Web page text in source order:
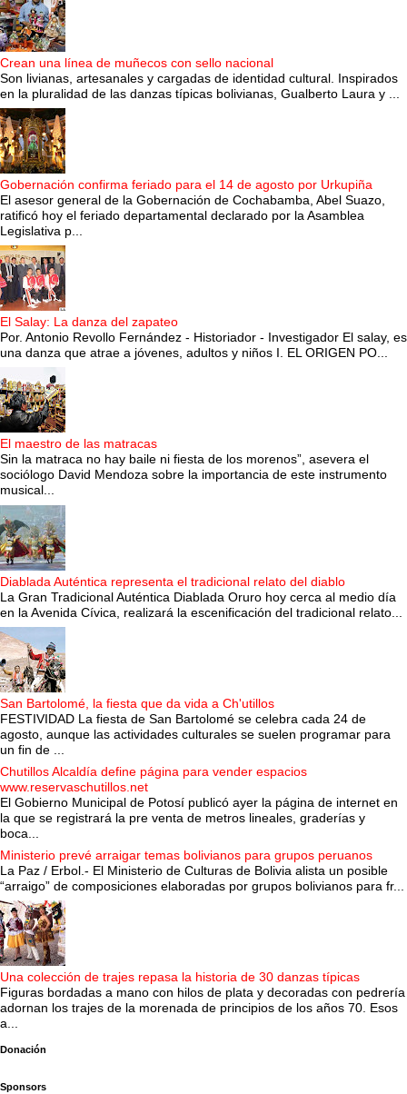
Crean una línea de muñecos con sello nacional
Son livianas, artesanales y cargadas de identidad cultural. Inspirados
en la pluralidad de las danzas típicas bolivianas, Gualberto Laura y ...
Gobernación confirma feriado para el 14 de agosto por Urkupiña
El asesor general de la Gobernación de Cochabamba, Abel Suazo,
ratificó hoy el feriado departamental declarado por la Asamblea
Legislativa p...
El Salay: La danza del zapateo
Por. Antonio Revollo Fernández - Historiador - Investigador El salay, es
una danza que atrae a jóvenes, adultos y niños I. EL ORIGEN PO...
El maestro de las matracas
Sin la matraca no hay baile ni fiesta de los morenos”, asevera el
sociólogo David Mendoza sobre la importancia de este instrumento
musical...
Diablada Auténtica representa el tradicional relato del diablo
La Gran Tradicional Auténtica Diablada Oruro hoy cerca al medio día
en la Avenida Cívica, realizará la escenificación del tradicional relato...
San Bartolomé, la fiesta que da vida a Ch'utillos
FESTIVIDAD La fiesta de San Bartolomé se celebra cada 24 de
agosto, aunque las actividades culturales se suelen programar para
un fin de ...
Chutillos Alcaldía define página para vender espacios
www.reservaschutillos.net
El Gobierno Municipal de Potosí publicó ayer la página de internet en
la que se registrará la pre venta de metros lineales, graderías y
boca...
Ministerio prevé arraigar temas bolivianos para grupos peruanos
La Paz / Erbol.- El Ministerio de Culturas de Bolivia alista un posible
“arraigo” de composiciones elaboradas por grupos bolivianos para fr...
Una colección de trajes repasa la historia de 30 danzas típicas
Figuras bordadas a mano con hilos de plata y decoradas con pedrería
adornan los trajes de la morenada de principios de los años 70. Esos
a...
Donación
Sponsors